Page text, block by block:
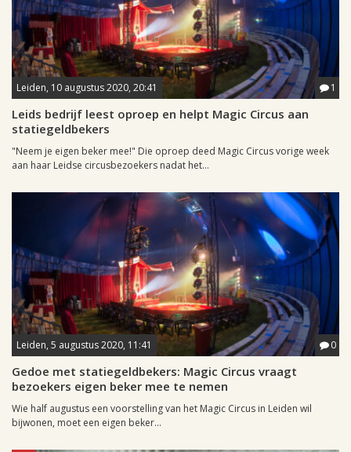
Leiden, 10 augustus 2020, 20:41 1
Leids bedrijf leest oproep en helpt Magic Circus aan
statiegeldbekers
"Neem je eigen beker mee!" Die oproep deed Magic Circus vorige week
aan haar Leidse circusbezoekers nadat het...
Leiden, 5 augustus 2020, 11:41 0
Gedoe met statiegeldbekers: Magic Circus vraagt
bezoekers eigen beker mee te nemen
Wie half augustus een voorstelling van het Magic Circus in Leiden wil
bijwonen, moet een eigen beker...